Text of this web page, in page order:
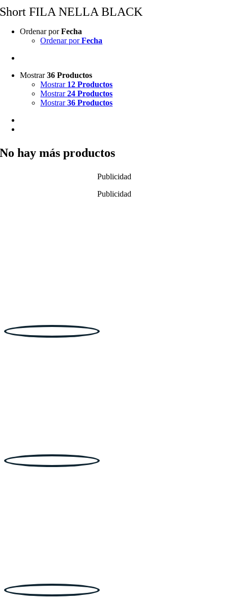
Short FILA NELLA BLACK
Ordenar porFecha
Ordenar porFecha
Mostrar36 Productos
Mostrar 12 Productos
Mostrar24 Productos
Mostrar36 Productos
No hay más productos
Publicidad
Publicidad